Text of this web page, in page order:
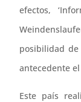
efectos,
posibilidad
antecedente
Este país